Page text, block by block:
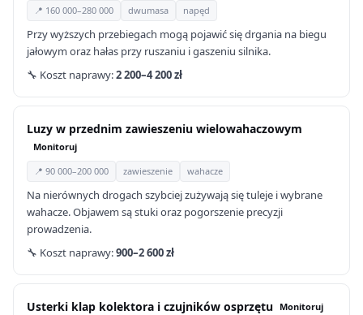
📍 160 000–280 000 dwumasa napęd
Przy wyższych przebiegach mogą pojawić się drgania na biegu
jałowym oraz hałas przy ruszaniu i gaszeniu silnika.
🔧 Koszt naprawy:2 200–4 200 zł
Luzy w przednim zawieszeniu wielowahaczowym
Monitoruj
📍 90 000–200 000
zawieszenie wahacze
Na nierównych drogach szybciej zużywają się tuleje i wybrane
wahacze. Objawem są stuki oraz pogorszenie precyzji
prowadzenia.
🔧 Koszt naprawy:900–2 600 zł
Usterki klap kolektora i czujników osprzętu Monitoruj